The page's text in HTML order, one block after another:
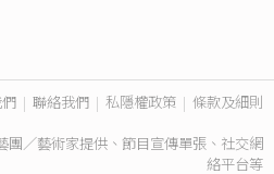
| 聯絡我們 | 私隱權政策 | 條款及細則
團／藝術家提供、節目宣傳單張、社交網
絡平台等